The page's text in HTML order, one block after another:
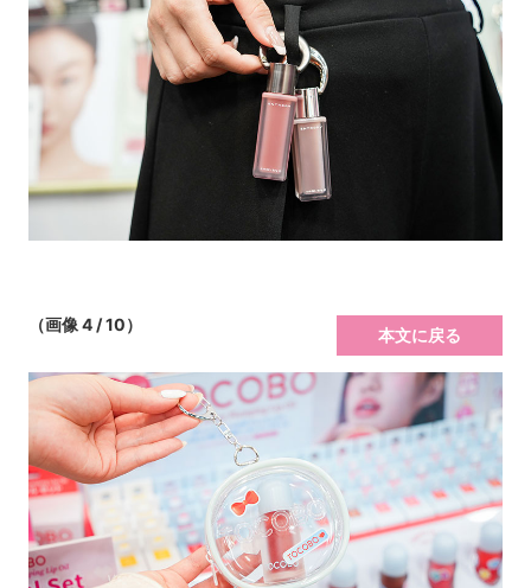
（画像 4 / 10）
本文に戻る